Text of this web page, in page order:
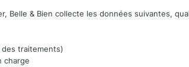
Belle & Bien collecte les données suivantes,
traitements)
charge